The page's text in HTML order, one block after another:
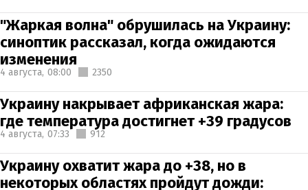
"Жаркая волна" обрушилась на Украину:
синоптик рассказал, когда ожидаются
изменения
4 августа, 08:00 2350
Украину накрывает африканская жара:
где температура достигнет +39 градусов
4 августа, 07:33 912
Украину охватит жара до +38, но в
некоторых областях пройдут дожди: